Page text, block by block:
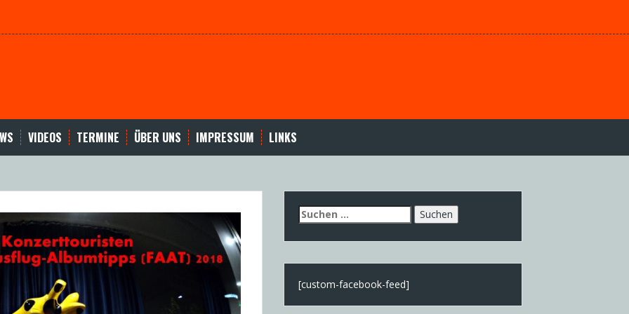
VIDEOS TERMINE ÜBER UNS IMPRESSUM LINKS
Suchen
nach:
[custom-facebook-feed]